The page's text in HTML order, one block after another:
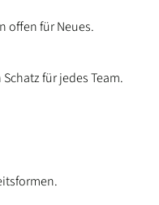
offen für Neues.
für jedes Team.